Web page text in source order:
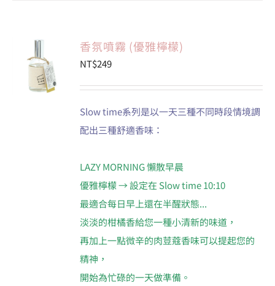
加入購
物車
詳
情
香氛噴霧 (優雅檸檬)
NT$249
Slow time系列是以一天三種不同時段情境調
配出三種舒適香味：
LAZY MORNING 懶散早晨
優雅檸檬 → 設定在 Slow time 10:10
最適合每日早上還在半醒狀態...
淡淡的柑橘香給您一種小清新的味道，
再加上一點微辛的肉荳蔻香味可以提起您的
精神，
開始為忙碌的一天做準備。